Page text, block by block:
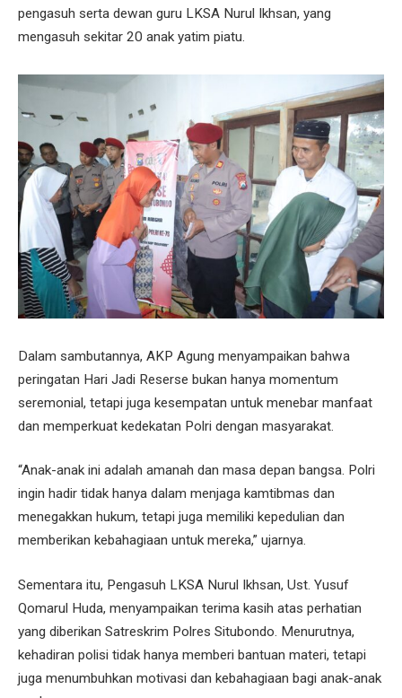
pengasuh serta dewan guru LKSA Nurul Ikhsan, yang
mengasuh sekitar 20 anak yatim piatu.
Dalam sambutannya, AKP Agung menyampaikan bahwa
peringatan Hari Jadi Reserse bukan hanya momentum
seremonial, tetapi juga kesempatan untuk menebar manfaat
dan memperkuat kedekatan Polri dengan masyarakat.
“Anak-anak ini adalah amanah dan masa depan bangsa. Polri
ingin hadir tidak hanya dalam menjaga kamtibmas dan
menegakkan hukum, tetapi juga memiliki kepedulian dan
memberikan kebahagiaan untuk mereka,” ujarnya.
Sementara itu, Pengasuh LKSA Nurul Ikhsan, Ust. Yusuf
Qomarul Huda, menyampaikan terima kasih atas perhatian
yang diberikan Satreskrim Polres Situbondo. Menurutnya,
kehadiran polisi tidak hanya memberi bantuan materi, tetapi
juga menumbuhkan motivasi dan kebahagiaan bagi anak-anak